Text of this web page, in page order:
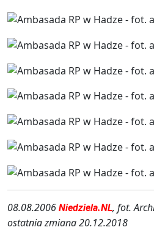
08.08.2006 Niedziela.NL, fot.
ostatnia zmiana 20.12.2018